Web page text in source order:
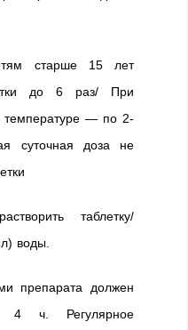
старше 15 лет
до 6 раз/ При
температуре — по 2-
суточная доза не
таблетку/
воды.
препарата должен
4 ч. Регулярное